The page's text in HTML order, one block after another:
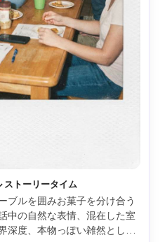
ストーリータイム
ブルを囲みお菓子を分け合う
中の自然な表情、混在した室
深度、本物っぽい雑然とした